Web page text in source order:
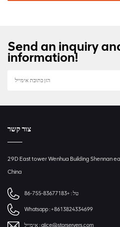
Send an inquiry
information!
צור קשר
29D East tower Wenhua Building Shennan
China
טל : +86-755-83677183
Whatsapp :+8613824334699
אימייל :alice@storservers.com